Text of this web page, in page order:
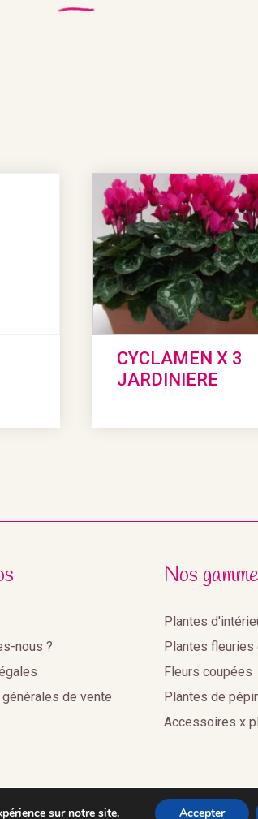
CYCLAMEN X 3
JARDINIERE
nous ?
de vente
Nos
Plantes
Plantes fleuries
Fleurs coupées
Plantes de
Accessoires x
sur notre site. Accepter